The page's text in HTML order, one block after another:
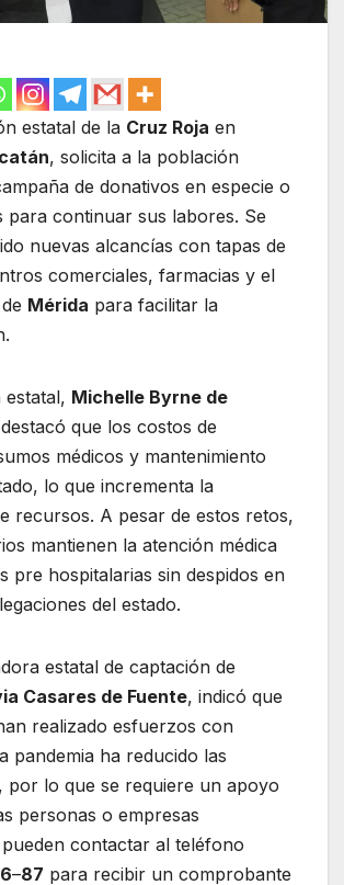
estatal de la Cruz Roja en
, solicita a la población
de donativos en especie o
para continuar sus labores. Se
nuevas alcancías con tapas de
comerciales, farmacias y el
Mérida para facilitar la
estatal, Michelle Byrne de
que los costos de
médicos y mantenimiento
lo que incrementa la
recursos. A pesar de estos retos,
mantienen la atención médica
pre hospitalarias sin despidos en
del estado.
estatal de captación de
Casares de Fuente, indicó que
realizado esfuerzos con
pandemia ha reducido las
por lo que se requiere un apoyo
personas o empresas
contactar al teléfono
–87 para recibir un comprobante